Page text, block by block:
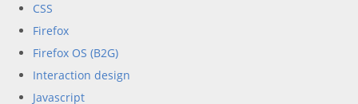
CSS
Firefox
Firefox OS (B2G)
Interaction design
Javascript